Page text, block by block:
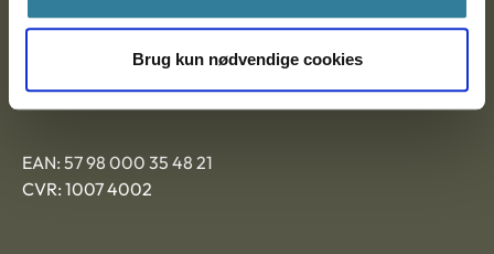
Brug kun nødvendige cookies
Ankestyrelsen Aalborg
EAN: 57 98 000 35 48 21
CVR: 1007 4002